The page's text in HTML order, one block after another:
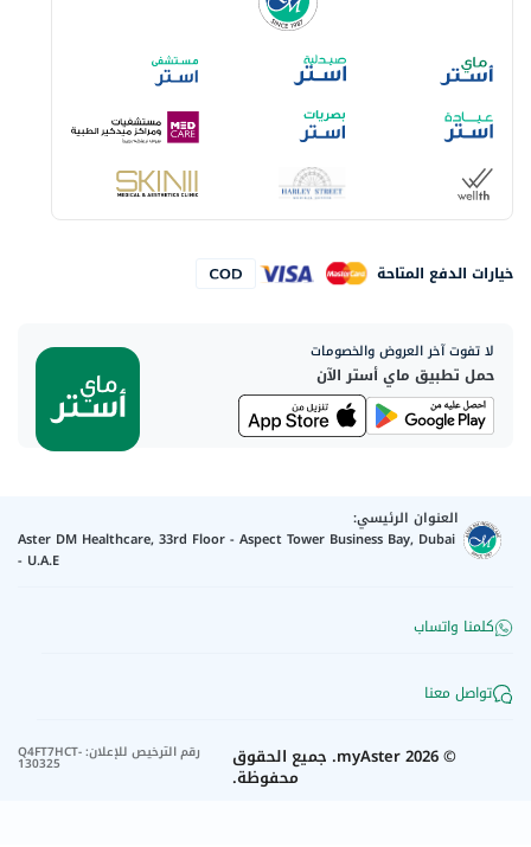
خيارات الدفع المتاحة
لا تفوت آخر العروض والخصومات
حمل تطبيق ماي أستر الآن
العنوان الرئيسي:
Aster DM Healthcare, 33rd Floor - Aspect Tower Business Bay, Dubai
- U.A.E
كلمنا واتساب
تواصل معنا
©
2026
myAster. جميع الحقوق
محفوظة.
رقم الترخيص للإعلان:
Q4FT7HCT-
130325